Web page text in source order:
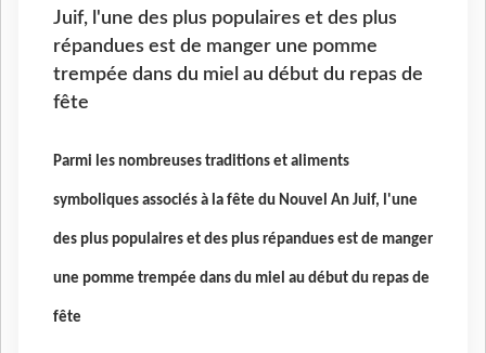
Juif, l'une des plus populaires et des plus
répandues est de manger une pomme
trempée dans du miel au début du repas de
fête
Parmi les nombreuses traditions et aliments
symboliques associés à la fête du Nouvel An Juif, l'une
des plus populaires et des plus répandues est de manger
une pomme trempée dans du miel au début du repas de
fête